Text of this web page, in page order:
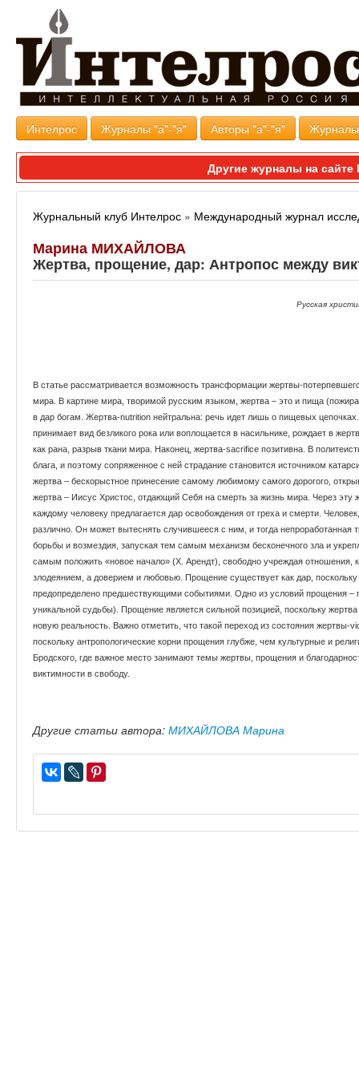
Интелрос Журналы "а"-"я" Авторы "а"-"я"
Другие журналы на
Журнальный клуб Интелрос » Международный журнал
Марина МИХАЙЛОВА
Жертва, прощение, дар: Антропос между
Русская
В статье рассматривается возможность трансформации жертвы-
мира. В картине мира, творимой русским языком, жертва – это и пища
в дар богам. Жертва-nutrition нейтральна: речь идет лишь о пищевых
принимает вид безликого рока или воплощается в насильнике, рождает в
как рана, разрыв ткани мира. Наконец, жертва-sacrifice позитивна. В
блага, и поэтому сопряженное с ней страдание становится источником
жертва – бескорыстное принесение самому любимому самого дорогого,
жертва – Иисус Христос, отдающий Себя на смерть за жизнь мира. Через эту
каждому человеку предлагается дар освобождения от греха и смерти.
различно. Он может вытеснять случившееся с ним, и тогда непроработанная
борьбы и возмездия, запуская тем самым механизм бесконечного зла и
самым положить «новое начало» (Х. Арендт), свободно учреждая отношения,
злодеянием, а доверием и любовью. Прощение существует как дар,
предопределено предшествующими событиями. Одно из условий прощения –
уникальной судьбы). Прощение является сильной позицией, поскольку
новую реальность. Важно отметить, что такой переход из состояния жертвы-
поскольку антропологические корни прощения глубже, чем культурные и
Бродского, где важное место занимают темы жертвы, прощения и
виктимности в свободу.
Другие статьи автора: МИХАЙЛОВА Марина